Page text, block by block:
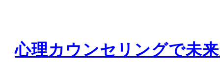
心理カウンセリングで未